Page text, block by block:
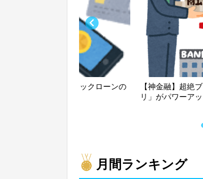
エアウオレットクイックローンの
【神金融】超絶
リ」がパワーア
月間ランキング